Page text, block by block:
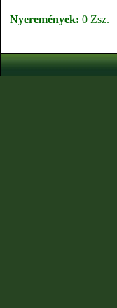
Nyeremények: 0 Zsz.